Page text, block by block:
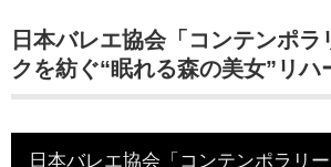
日本バレエ協会「コンテンポラ
クを紡ぐ“眠れる森の美女”リハ